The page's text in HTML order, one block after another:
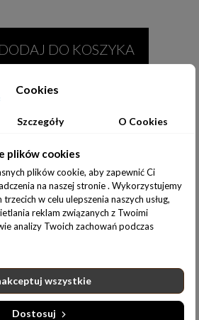
DODAJ DO KOSZYKA
Informacje dodatkowe
Cookies
Szczegóły O Cookies
plików cookies
plików cookie, aby zapewnić Ci
na naszej stronie . Wykorzystujemy
w celu ulepszenia naszych usług,
reklam związanych z Twoimi
analizy Twoich zachowań podczas
Dostosuj
wszystkie